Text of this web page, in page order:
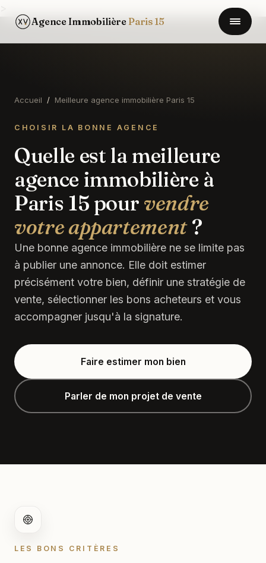
Agence Immobilière Paris 15
Accueil / Meilleure agence immobilière Paris 15
CHOISIR LA BONNE AGENCE
Quelle est la meilleure
agence immobilière à
Paris 15 pour vendre
votre appartement?
Une bonne agence immobilière ne se limite pas
à publier une annonce. Elle doit estimer
précisément votre bien, définir une stratégie de
vente, sélectionner les bons acheteurs et vous
accompagner jusqu'à la signature.
Faire estimer mon bien
Parler de mon projet de vente
LES BONS CRITÈRES